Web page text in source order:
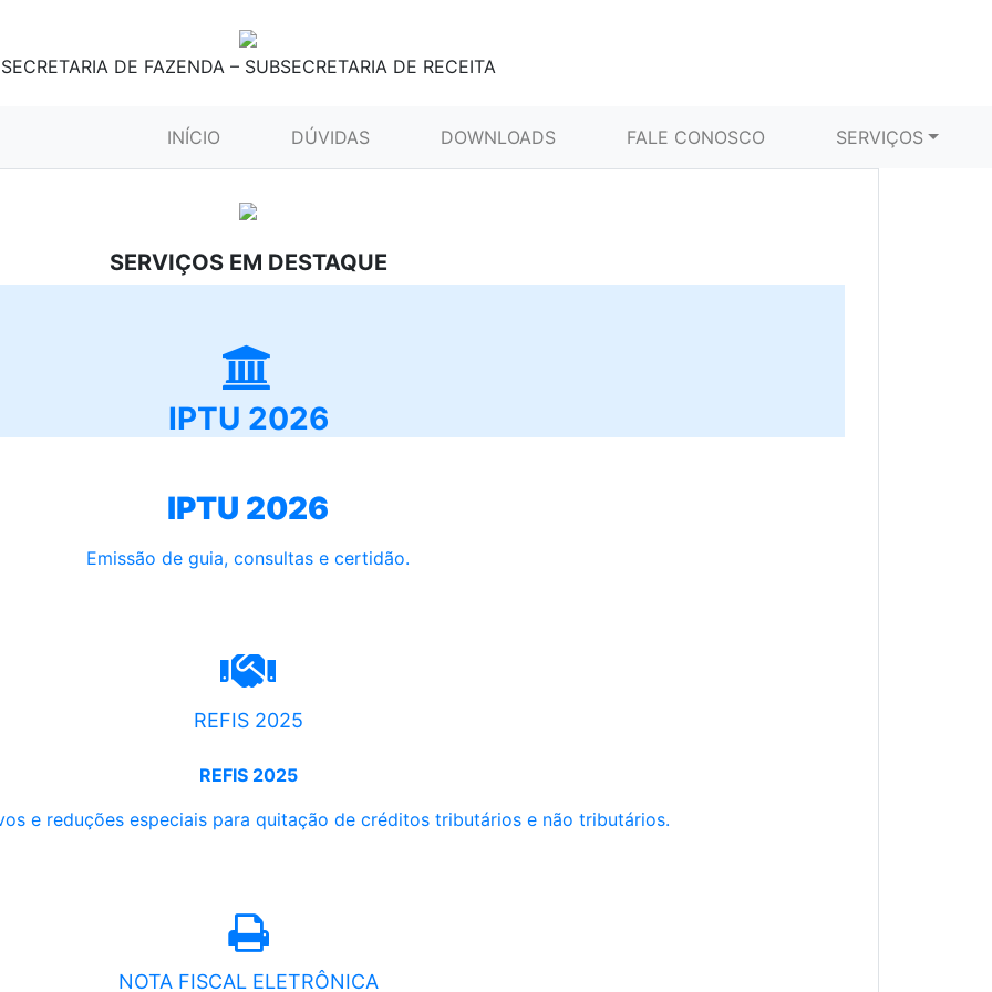
SECRETARIA DE FAZENDA – SUBSECRETARIA DE RECEITA
INÍCIO (CURRENT)DÚVIDAS DOWNLOADS FALE CONOSCO SERVIÇOS
SERVIÇOS EM DESTAQUE
IPTU 2026
IPTU 2026
Emissão de guia, consultas e certidão.
REFIS 2025
REFIS 2025
e reduções especiais para quitação de créditos tributários e não tributários.
NOTA FISCAL ELETRÔNICA